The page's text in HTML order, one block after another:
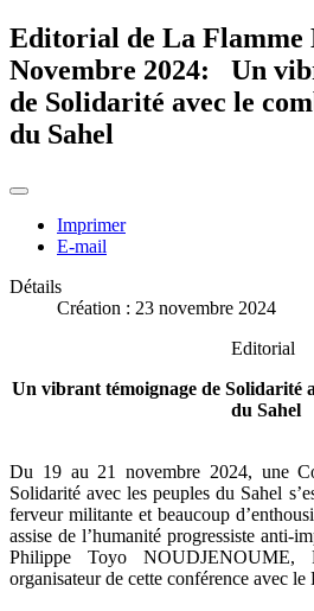
Editorial de La Flamme
Novembre 2024: Un
de Solidarité avec le
du Sahel
Imprimer
E-mail
Détails
Création : 23 novembre 2024
Editorial
Un vibrant témoignage de Solidarité
du Sahel
Du 19 au 21 novembre 2024, une
Solidarité avec les peuples du Sahel
ferveur militante et beaucoup
assise de l’humanité progressiste anti-
Philippe Toyo NOUDJENOUME,
organisateur de cette conférence avec le